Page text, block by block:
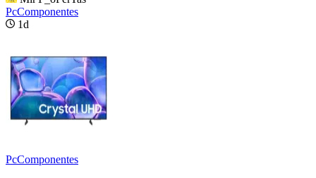
PcComponentes
1d
PcComponentes